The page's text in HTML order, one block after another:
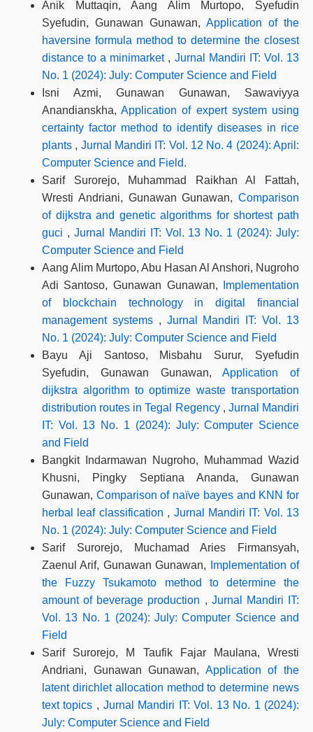
Anik Muttaqin, Aang Alim Murtopo, Syefudin
Syefudin, Gunawan Gunawan,Application of the
haversine formula method to determine the closest
distance to a minimarket , Jurnal Mandiri IT: Vol. 13
No. 1 (2024): July: Computer Science and Field
Isni Azmi, Gunawan Gunawan, Sawaviyya
Anandianskha,Application of expert system using
certainty factor method to identify diseases in rice
plants , Jurnal Mandiri IT: Vol. 12 No. 4 (2024): April:
Computer Science and Field.
Sarif Surorejo, Muhammad Raikhan Al Fattah,
Wresti Andriani, Gunawan Gunawan,Comparison
of dijkstra and genetic algorithms for shortest path
guci , Jurnal Mandiri IT: Vol. 13 No. 1 (2024): July:
Computer Science and Field
Aang Alim Murtopo, Abu Hasan Al Anshori, Nugroho
Adi Santoso, Gunawan Gunawan,
Implementation
of blockchain technology in digital financial
management systems , Jurnal Mandiri IT: Vol. 13
No. 1 (2024): July: Computer Science and Field
Bayu Aji Santoso, Misbahu Surur, Syefudin
Syefudin, Gunawan Gunawan,Application of
dijkstra algorithm to optimize waste transportation
distribution routes in Tegal Regency , Jurnal Mandiri
IT: Vol. 13 No. 1 (2024): July: Computer Science
and Field
Bangkit Indarmawan Nugroho, Muhammad Wazid
Khusni, Pingky Septiana Ananda, Gunawan
Gunawan, Comparison of naïve bayes and KNN for
herbal leaf classification , Jurnal Mandiri IT: Vol. 13
No. 1 (2024): July: Computer Science and Field
Sarif Surorejo, Muchamad Aries Firmansyah,
Zaenul Arif, Gunawan Gunawan,
Implementation of
the Fuzzy Tsukamoto method to determine the
amount of beverage production , Jurnal Mandiri IT:
Vol. 13 No. 1 (2024): July: Computer Science and
Field
Sarif Surorejo, M Taufik Fajar Maulana, Wresti
Andriani, Gunawan Gunawan, Application of the
latent dirichlet allocation method to determine news
text topics , Jurnal Mandiri IT: Vol. 13 No. 1 (2024):
July: Computer Science and Field